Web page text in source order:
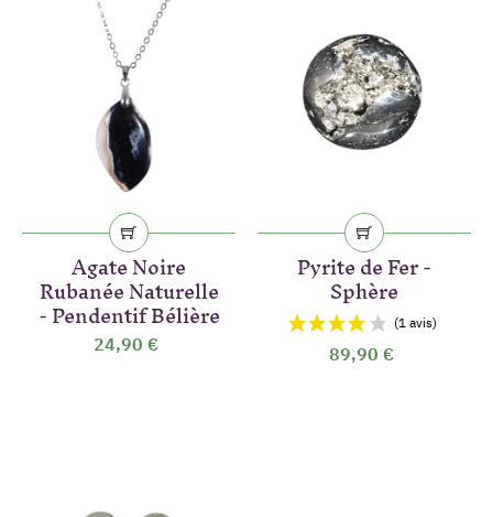
Agate Noire
Rubanée Naturelle
- Pendentif Bélière
24,90 €
Pyrite de Fer -
Sphère
89,90 €